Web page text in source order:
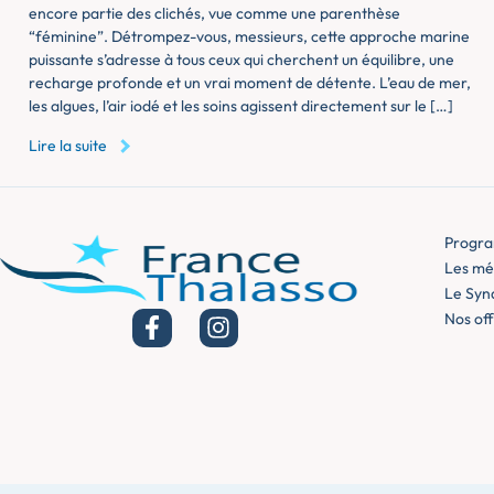
encore partie des clichés, vue comme une parenthèse
“féminine”. Détrompez-vous, messieurs, cette approche marine
puissante s’adresse à tous ceux qui cherchent un équilibre, une
recharge profonde et un vrai moment de détente. L’eau de mer,
les algues, l’air iodé et les soins agissent directement sur le […]
Lire la suite
Les
Le
Nos